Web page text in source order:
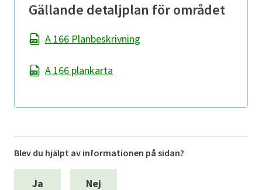
Gällande detaljplan för området
A 166 Planbeskrivning
A 166 plankarta
Blev du hjälpt av informationen på sidan?
Ja Nej